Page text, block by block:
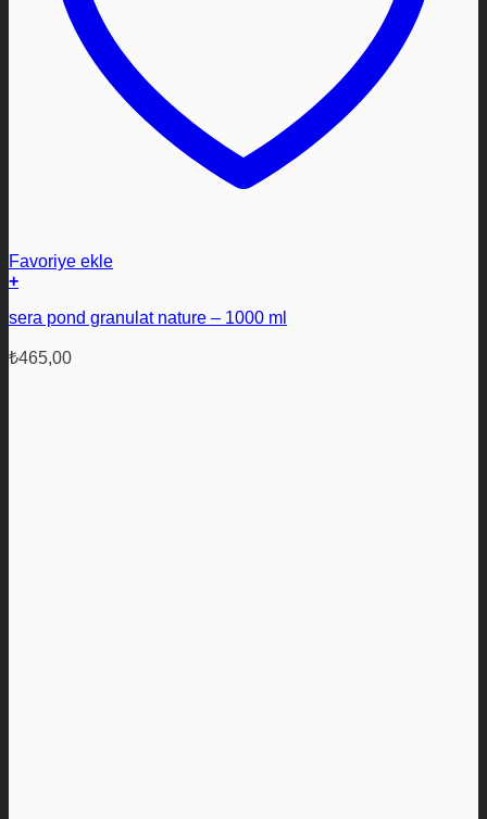
Favoriye ekle
+
sera pond granulat nature – 1000 ml
₺465,00